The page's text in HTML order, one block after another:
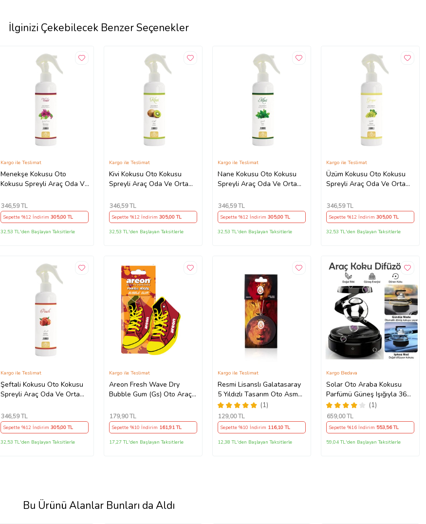
İlginizi Çekebilecek Benzer Seçenekler
Menekşe Kokusu Oto
Kokusu Spreyli Araç Oda Ve
Uzun Ömürlü
Kargo ile Teslimat
346,59 TL
Sepette %12 İndirim 305,00 TL
32,53 TL'den Başlayan Taksitlerle
Kivi Kokusu Oto Kokusu
Spreyli Araç Oda Ve Ortam
Ömürlü
Kargo ile Teslimat
346,59 TL
Sepette %12 İndirim 305,00 TL
32,53 TL'den Başlayan Taksitlerle
Nane Kokusu Oto Kokusu
Spreyli Araç Oda Ve Ortam
Ömürlü
Kargo ile Teslimat
346,59 TL
Sepette %12 İndirim305,00 TL
32,53 TL'den Başlayan Taksitlerle
Üzüm Kokusu Oto Kokusu
Spreyli Araç Oda Ve Ortam
Ömürlü
Kargo ile Teslimat
346,59 TL
Sepette %12 İndirim305,00 TL
32,53 TL'den Başlayan Taksitlerle
Şeftali Kokusu Oto Kokusu
Spreyli Araç Oda Ve Ortam
Ömürlü
Kargo ile Teslimat
346,59 TL
Sepette %12 İndirim 305,00 TL
32,53 TL'den Başlayan Taksitlerle
Areon Fresh Wave Dry
Bubble Gum (Gs) Oto Araç
Kargo ile Teslimat
179,90 TL
Sepette %10 İndirim 161,91 TL
17,27 TL'den Başlayan Taksitlerle
Resmi Lisanslı Galatasaray
5 Yıldızlı Tasarım Oto Asma
Koku Dikiz Aynası Araç
Kokusu (Egzotik Koku) (Sarı-
Kırmızı)
(1)
Kargo ile Teslimat
129,00 TL
Sepette %10 İndirim 116,10 TL
12,38 TL'den Başlayan Taksitlerle
Solar Oto Araba Kokusu
Parfümü Güneş Işığıyla 360
Derece Dönen Sistem Oto
Kokusu Oto Dekorasyonu
(1)
Kargo Bedava
659,00 TL
Sepette %16 İndirim 553,56 TL
59,04 TL'den Başlayan Taksitlerle
Bu Ürünü Alanlar Bunları da Aldı